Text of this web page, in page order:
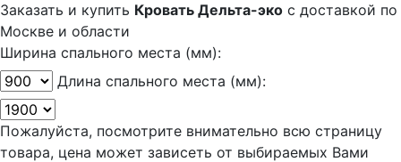
Заказать и купить Кровать Дельта-эко с доставкой по
Москве и области
Ширина спального места (мм):
Длина спального места (мм):
Пожалуйста, посмотрите внимательно всю страницу
товара, цена может зависеть от выбираемых Вами